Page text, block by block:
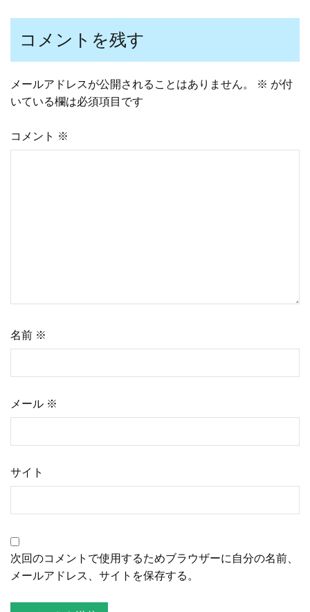
稿
ナ
ビ
ゲ
ン
コメントを残す
メールアドレスが公開されることはありません。 ※ が付
いている欄は必須項目です
コメント ※
名前 ※
メール ※
サイト
次回のコメントで使用するためブラウザーに自分の名前、
メールアドレス、サイトを保存する。